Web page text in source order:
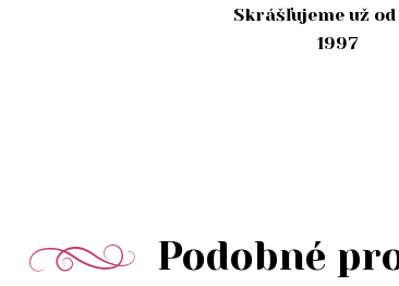
Skrášľujeme už
1997
Podobné